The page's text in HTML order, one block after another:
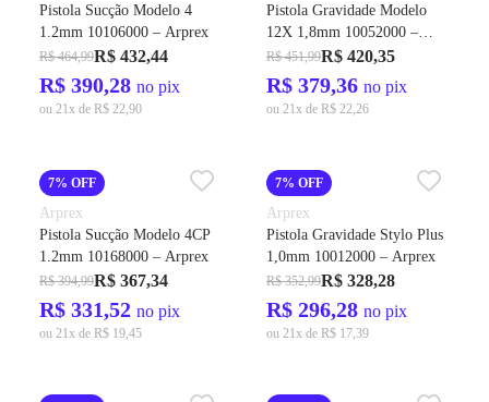
Pistola Sucção Modelo 4
1.2mm 10106000 – Arprex
R$ 464,99R$ 432,44
R$ 390,28 no pix
ou 21x de R$ 22,90
Pistola Gravidade Modelo
12X 1,8mm 10052000 –
Arprex
R$ 451,99R$ 420,35
R$ 379,36 no pix
ou 21x de R$ 22,26
7% OFF
Arprex
Pistola Sucção Modelo 4CP
1.2mm 10168000 – Arprex
R$ 394,99R$ 367,34
R$ 331,52 no pix
ou 21x de R$ 19,45
7% OFF
Arprex
Pistola Gravidade Stylo Plus
1,0mm 10012000 – Arprex
R$ 352,99R$ 328,28
R$ 296,28 no pix
ou 21x de R$ 17,39